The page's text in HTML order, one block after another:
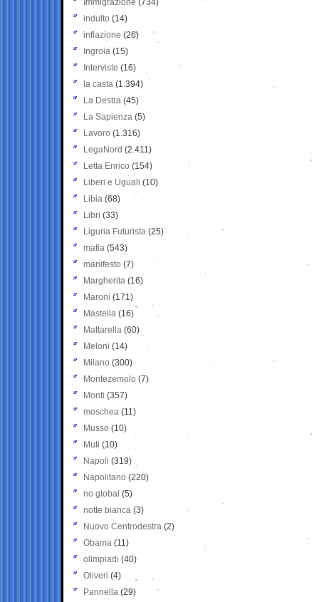
Immigrazione (734)
indulto (14)
inflazione (26)
Ingroia (15)
Interviste (16)
la casta (1.394)
La Destra (45)
La Sapienza (5)
Lavoro (1.316)
LegaNord (2.411)
Letta Enrico (154)
Liberi e Uguali (10)
Libia (68)
Libri (33)
Liguria Futurista (25)
mafia (543)
manifesto (7)
Margherita (16)
Maroni (171)
Mastella (16)
Mattarella (60)
Meloni (14)
Milano (300)
Montezemolo (7)
Monti (357)
moschea (11)
Musso (10)
Muti (10)
Napoli (319)
Napolitano (220)
no global (5)
notte bianca (3)
Nuovo Centrodestra (2)
Obama (11)
olimpiadi (40)
Oliveri (4)
Pannella (29)